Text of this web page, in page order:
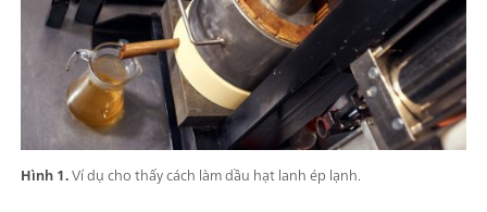
Hình 1.Ví dụ cho thấy cách làm dầu hạt lanh ép lạnh.